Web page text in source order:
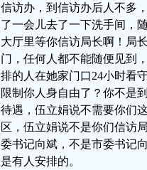
信访办，到信访办后人不多
了一会儿去了一下洗手间，
大厅里等你信访局长啊！局
门，任何人都不能随便见到
排的人在她家门口24小时看
限制你人身自由了？你不是
待遇，伍立娟说不需要你们
区，伍立娟说不是你们信访
委书记向斌，不是市委书记
是有人安排的。